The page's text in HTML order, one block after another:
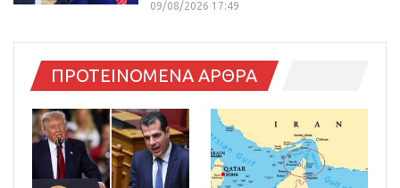
09/08/2026 17:49
ΠΡΟΤΕΙΝΟΜΕΝΑ ΑΡΘΡΑ